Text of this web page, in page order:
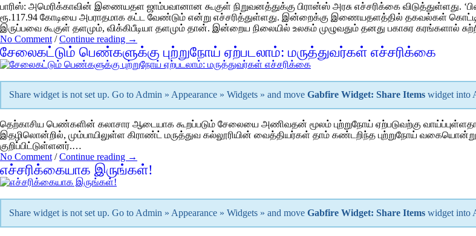
பாரிஸ்: அமெரிக்காவின் இணையதள ஜாம்பவானான கூகுள் நிறுவனத்துக்கு பிரான்ஸ் அரசு எச்சரிக்கை விடுத்துள்ளது.
ரூ.117.94 கோடியை அபராதமாக கட்ட வேண்டும் என்று எச்சரித்துள்ளது. இன்றைக்கு இணையதளத்தில் தகவல்கள்
இருப்பவை கூகுள் தளமும், விக்கிபீடியா தளமும் தான். இன்றைய நிலையில் உலகம் முழுவதும் தனது பகாசுர கரங்களால்
No Comment /Continue reading →
சேலைகட்டும் பெண்களுக்கு புற்றுநோய் ஏற்படலாம்: மருத்துவர்கள் எச்சரிக்கை
Share widget is not set up. Go to Admin » Appearance » Widgets » and move Gabfire Widget: Share Itemswidget into
தெற்காசிய பெண்களின் கலாசார ஆடையாக கூறப்படும் சேலையை அணிவதன் மூலம் புற்றுநோய் ஏற்படுவற்கு
இதழிலொன்றில், மும்பாயிலுள்ள கிராண்ட் மருத்துவ கல்லூரியின் வைத்தியர்கள் தாம் கண்டறிந்த புற்றுநோய் வகையொன்று
குறிப்பிட்டுள்ளனர்.…
No Comment /Continue reading →
எ‌ச்ச‌ரி‌க்கையாக இரு‌ங்க‌ள்!
Share widget is not set up. Go to Admin » Appearance » Widgets » and move Gabfire Widget: Share Itemswidget into